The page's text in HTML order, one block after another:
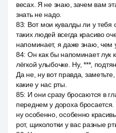
весах. Я не знаю, зачем вам
знать не надо.
83: Вот мои кувалды ли у тебя
таких людей всегда красиво
напоминает, я даже знаю, чем
84: Он как бы напоминает лук
лёгкой улыбочке. Ну, ***,
Да не, ну вот правда,
какие у нас рты.
85: И они сразу бросаются в
переднем у дороха бросается.
ну особенно, особенно
рот, щиколотки у вас разные